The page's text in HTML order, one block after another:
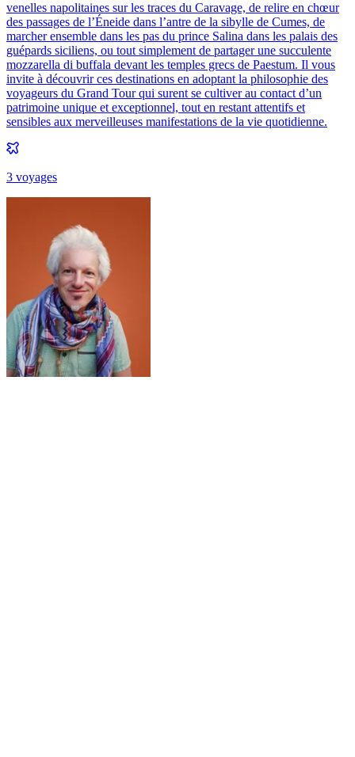
venelles napolitaines sur les traces du Caravage, de relire en chœur
des passages de l’Éneide dans l’antre de la sibylle de Cumes, de
marcher ensemble dans les pas du prince Salina dans les palais des
guépards siciliens, ou tout simplement de partager une succulente
mozzarella di buffala devant les temples grecs de Paestum. Il vous
invite à découvrir ces destinations en adoptant la philosophie des
voyageurs du Grand Tour qui surent se cultiver au contact d’un
patrimoine unique et exceptionnel, tout en restant attentifs et
sensibles aux merveilleuses manifestations de la vie quotidienne.
3 voyages